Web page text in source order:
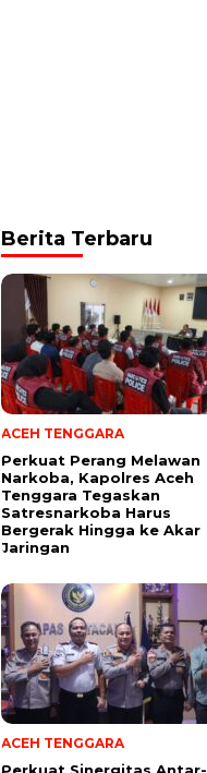
Berita Terbaru
ACEH TENGGARA
Perkuat Perang Melawan
Narkoba, Kapolres Aceh
Tenggara Tegaskan
Satresnarkoba Harus
Bergerak Hingga ke Akar
Jaringan
ACEH TENGGARA